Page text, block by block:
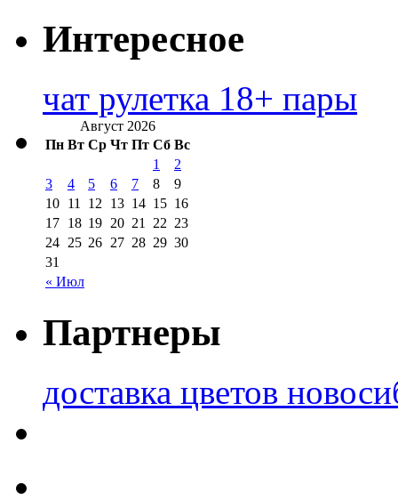
Интересное
чат рулетка 18+ пары
Август 2026
Пн Вт Ср Чт Пт Сб Вс
« Июл
1
2
3
4 5 6 7 8
9
10 11 12 13 14 15 16
17 18 19 20 21 22 23
24 25 26 27 28 29 30
31
Партнеры
доставка цветов